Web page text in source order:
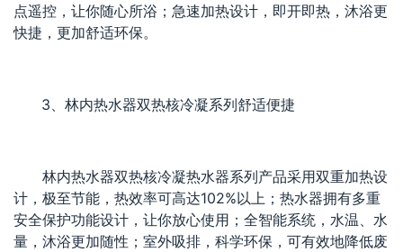
点遥控，让你随心所浴；急速加热设计，即开即热，沐浴更
快捷，更加舒适环保。
3、林内热水器双热核冷凝系列舒适便捷
林内热水器双热核冷凝热水器系列产品采用双重加热设
计，极至节能，热效率可高达102%以上；热水器拥有多重
安全保护功能设计，让你放心使用；全智能系统，水温、水
量，沐浴更加随性；室外吸排，科学环保，可有效地降低废